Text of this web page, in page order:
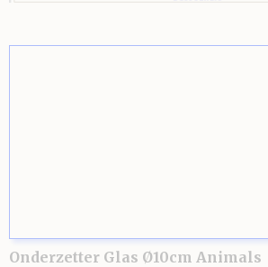
Onderzetter Glas Ø10cm Animals